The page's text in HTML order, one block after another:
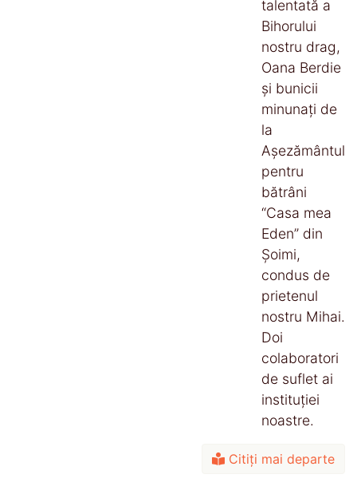
talentată a
Bihorului
nostru drag,
Oana Berdie
și bunicii
minunați de
la
Așezământul
pentru
bătrâni
“Casa mea
Eden” din
Șoimi,
condus de
prietenul
nostru Mihai.
Doi
colaboratori
de suflet ai
instituției
noastre.
Citiți mai departe